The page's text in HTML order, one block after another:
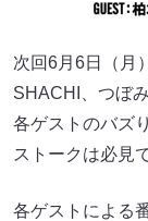
次回6月6日（月
SHACHI、つぼ
各ゲストのバズ
ストークは必見
各ゲストによる